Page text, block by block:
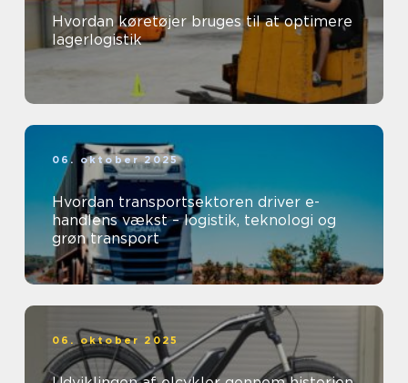
Hvordan køretøjer bruges til at optimere
lagerlogistik
06. oktober 2025
Hvordan transportsektoren driver e-
handlens vækst – logistik, teknologi og
grøn transport
06. oktober 2025